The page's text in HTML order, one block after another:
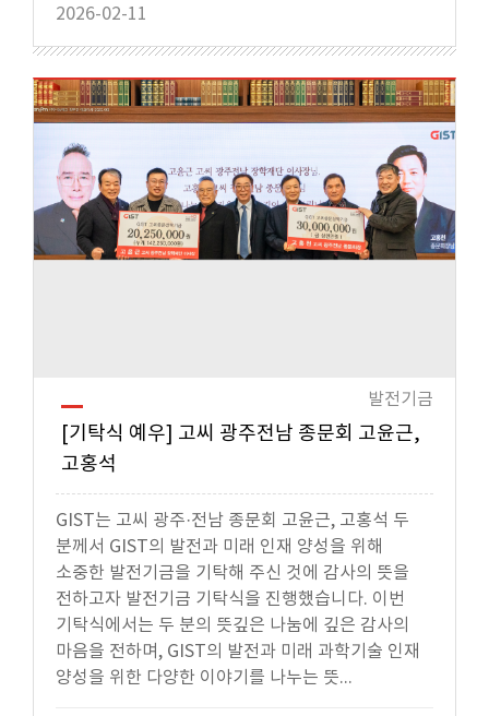
2026-02-11
[기탁식 예우] 고씨 광주전남 종문회 고윤근,
고홍석
GIST는 고씨 광주·전남 종문회 고윤근, 고홍석 두
분께서 GIST의 발전과 미래 인재 양성을 위해
소중한 발전기금을 기탁해 주신 것에 감사의 뜻을
전하고자 발전기금 기탁식을 진행했습니다. 이번
기탁식에서는 두 분의 뜻깊은 나눔에 깊은 감사의
마음을 전하며, GIST의 발전과 미래 과학기술 인재
양성을 위한 다양한 이야기를 나누는 뜻...
발전기금